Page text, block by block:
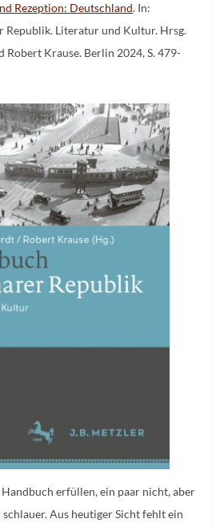
Rezeption: Deutschland. In:
Republik. Literatur und Kultur. Hrsg.
Robert Krause. Berlin 2024, S. 479-
erfüllen, ein paar nicht, aber
Aus heutiger Sicht fehlt ein